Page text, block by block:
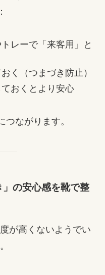
レーで「来客用」と
く（つまづき防止）
おくとより安心
ながります。
」の安心感を靴で整
が高くないようでい